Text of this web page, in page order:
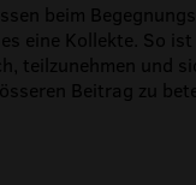
beim
eine Kollekte. So
teilzunehmen und
Beitrag zu